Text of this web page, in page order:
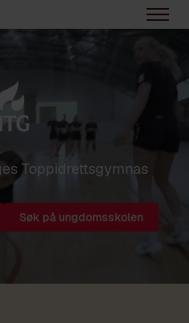
Toppidrettsgymnas
Søk på ungdomsskolen